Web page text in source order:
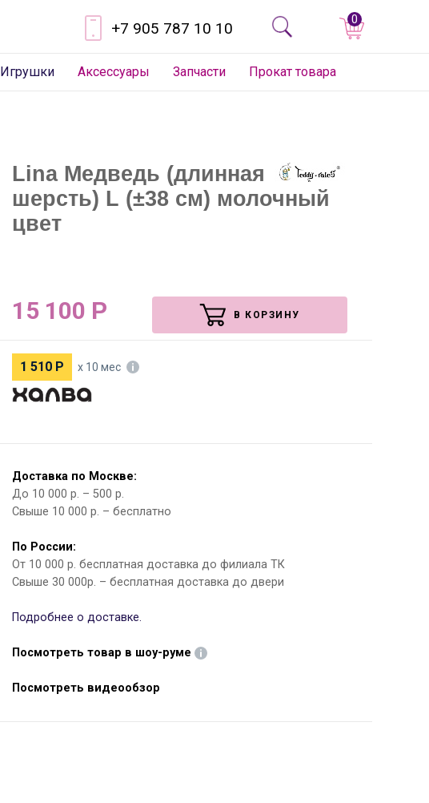
+7 905 787 10 10 0
Игрушки Аксессуары Запчасти Прокат товара
Lina Медведь (длинная
шерсть) L (±38 см) молочный
цвет
15 100 Р В КОРЗИНУ
1 510 Р х 10 мес
Доставка по Москве:
До 10 000 р. – 500 р.
Свыше 10 000 р. – бесплатно
По России:
От 10 000 р. бесплатная доставка до филиала ТК
Свыше 30 000р. – бесплатная доставка до двери
Подробнее о доставке.
Посмотреть товар в шоу-руме
Посмотреть видеообзор